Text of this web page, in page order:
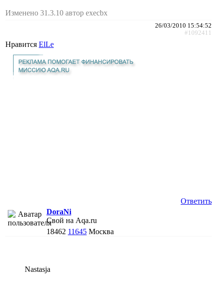
Изменено 31.3.10 автор execbx
26/03/2010 15:54:52
#1092411
Нравится ElLe
Ответить
DoraNi
Свой на Aqa.ru
18462 11645 Москва
Nastasja